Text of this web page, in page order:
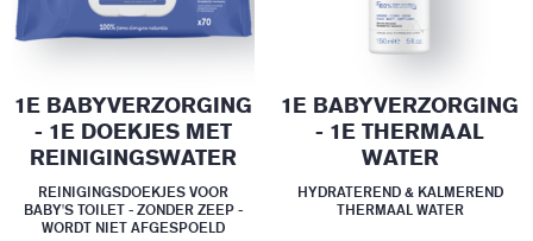
1E BABYVERZORGING
- 1E DOEKJES MET
REINIGINGSWATER
REINIGINGSDOEKJES VOOR
BABY'S TOILET - ZONDER ZEEP -
WORDT NIET AFGESPOELD
1E BABYVERZORGING
- 1E THERMAAL
WATER
HYDRATEREND & KALMEREND
THERMAAL WATER